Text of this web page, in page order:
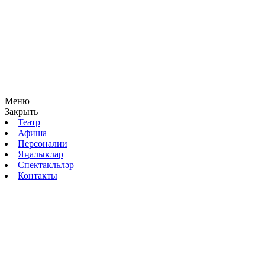
Меню
Закрыть
Театр
Афиша
Персоналии
Яңалыклар
Спектакльләр
Контакты